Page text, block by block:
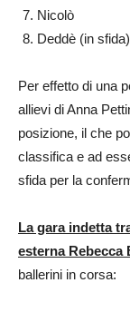
Nicolò
Deddè (in sfida)
Per effetto di una
allievi di Anna
posizione, il che
classifica e ad
sfida per la
La gara indetta
esterna Rebecca
ballerini in corsa: